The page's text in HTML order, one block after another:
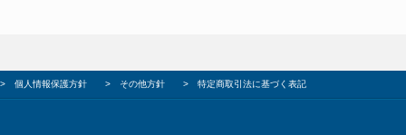
> 個人情報保護方針 > その他方針 > 特定商取引法に基づく表記